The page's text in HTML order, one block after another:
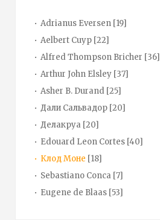
Adrianus Eversen [19]
Aelbert Cuyp [22]
Alfred Thompson Bricher [36]
Arthur John Elsley [37]
Asher B. Durand [25]
Дали Сальвадор [20]
Делакруа [20]
Edouard Leon Cortes [40]
Клод Моне [18]
Sebastiano Conca [7]
Eugene de Blaas [53]